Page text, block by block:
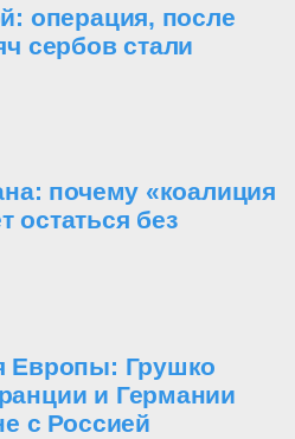
операция, после
сербов стали
почему «коалиция
остаться без
Европы: Грушко
и Германии
с Россией